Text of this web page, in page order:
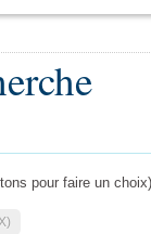
pour faire un choix)